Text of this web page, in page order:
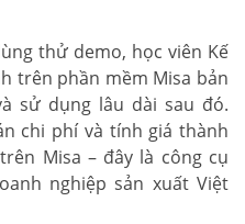
thử demo, học viên Kế
trên phần mềm Misa bản
sử dụng lâu dài sau đó.
chi phí và tính giá thành
Misa – đây là công cụ
nghiệp sản xuất Việt